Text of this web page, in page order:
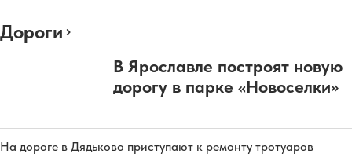
Дороги
В Ярославле построят новую
дорогу в парке «Новоселки»
На дороге в Дядьково приступают к ремонту тротуаров